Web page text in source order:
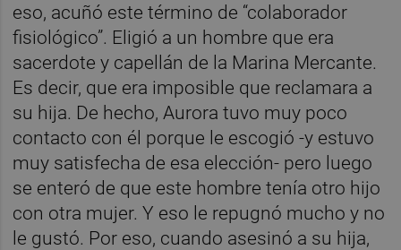
eso, acuñó este término de “colaborador
fisiológico”. Eligió a un hombre que era
sacerdote y capellán de la Marina Mercante.
Es decir, que era imposible que reclamara a
su hija. De hecho, Aurora tuvo muy poco
contacto con él porque le escogió -y estuvo
muy satisfecha de esa elección- pero luego
se enteró de que este hombre tenía otro hijo
con otra mujer. Y eso le repugnó mucho y no
le gustó. Por eso, cuando asesinó a su hija,